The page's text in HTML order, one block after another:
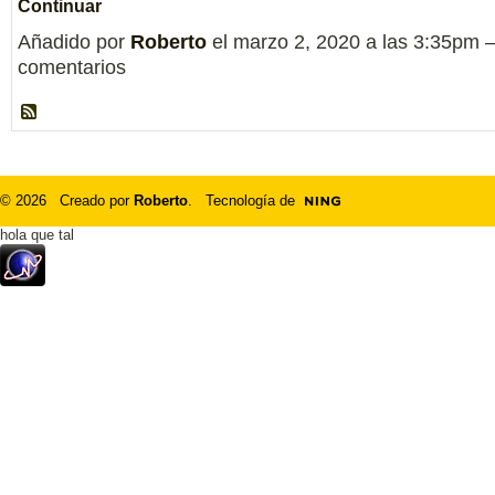
Continuar
Añadido por Roberto el marzo 2, 2020 a las 3:35pm
comentarios
© 2026 Creado por Roberto. Tecnología de
hola que tal